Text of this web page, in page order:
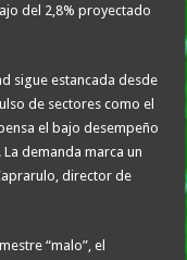
del 2,8% proyectado
sigue estancada desde
de sectores como el
el bajo desempeño
demanda marca un
director de
“malo”, el